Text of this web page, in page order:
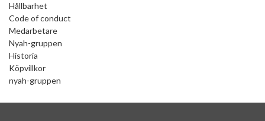
Hållbarhet
Code of conduct
Medarbetare
Nyah-gruppen
Historia
Köpvillkor
nyah-gruppen